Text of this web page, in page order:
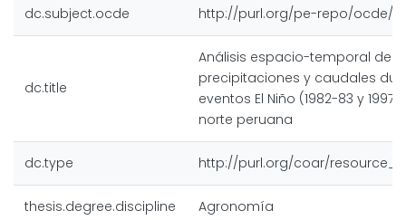
dc.subject.ocde http://purl.org/pe-repo/ocde/
dc.title
Análisis espacio-temporal de
precipitaciones y caudales
eventos El Niño (1982-83 y
norte peruana
dc.type http://purl.org/coar/
thesis.degree.discipline Agronomía